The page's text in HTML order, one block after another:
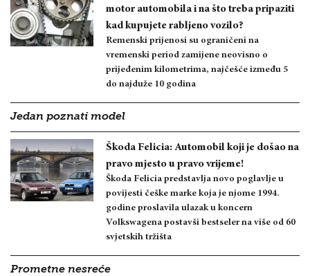
motor automobila i na što treba pripaziti
kad kupujete rabljeno vozilo?
Remenski prijenosi su ograničeni na
vremenski period zamijene neovisno o
prijeđenim kilometrima, najčešće između 5
do najduže 10 godina
Jedan poznati model
Škoda Felicia: Automobil koji je došao na
pravo mjesto u pravo vrijeme!
Škoda Felicia predstavlja novo poglavlje u
povijesti češke marke koja je njome 1994.
godine proslavila ulazak u koncern
Volkswagena postavši bestseler na više od 60
svjetskih tržišta
Prometne nesreće